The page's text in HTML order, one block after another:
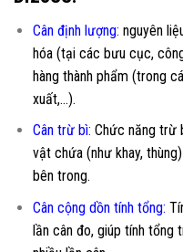
Cân định lượng: nguyên
hóa (tại các bưu cục,
hàng thành phẩm (trong
xuất,…).
Cân trừ bì: Chức năng trừ
vật chứa (như khay,
bên trong.
Cân cộng dồn tính tổng:
lần cân đo, giúp tính tổng